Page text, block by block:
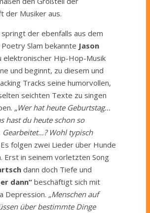
der Musiker aus.
der ebenfalls aus dem
Slam bekannte Jason
elektronischer Hip-Hop-Musik
und beginnt, zu diesem und
Tracks seine humorvollen,
seichten Texte zu singen
„Wer hat heute Geburtstag…
hast du heute schon so
Gearbeitet…? Wohl typisch
folgen zwei Lieder über Hunde
Erst in seinem vorletzten Song
dann doch Tiefe und
dann“ beschäftigt sich mit
Depression. „Menschen auf
über bestimmte Dinge